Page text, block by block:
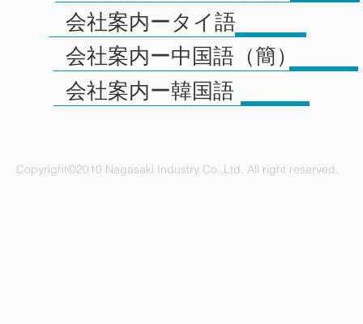
会社案内ータイ語
会社案内ー中国語（簡）
会社案内ー韓国語
Copyright©2010 Nagasaki Industry Co.,Ltd. All right reserved.